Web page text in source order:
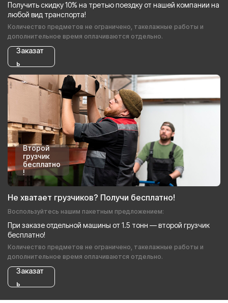
Получить скидку 10% на третью поездку от нашей компании на
любой вид транспорта!
Количество предметов не ограничено, такелажные работы и
дополнительное время оплачиваются отдельно.
Заказат
ь
Второй
грузчик
бесплатно
!
Не хватает грузчиков? Получи бесплатно!
Воспользуйтесь нашим пакетным предложением:
При заказе отдельной машины от 1.5 тонн — второй грузчик
бесплатно!
Количество предметов не ограничено, такелажные работы и
дополнительное время оплачиваются отдельно.
Заказат
ь